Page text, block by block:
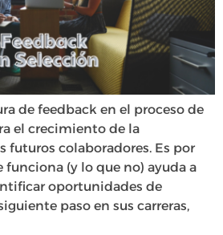
de feedback en el proceso de
el crecimiento de la
futuros colaboradores. Es por
funciona (y lo que no) ayuda a
oportunidades de
paso en sus carreras,